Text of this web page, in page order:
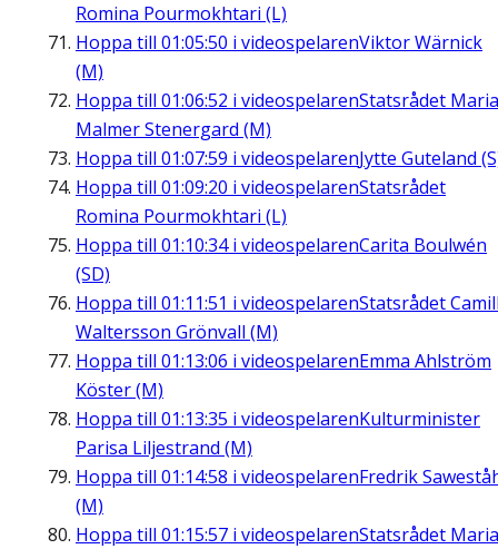
Romina Pourmokhtari (L)
Hoppa till 01:05:50 i videospelarenViktor Wärnick
(M)
Hoppa till 01:06:52 i videospelarenStatsrådet Maria
Malmer Stenergard (M)
Hoppa till 01:07:59 i videospelarenJytte Guteland
Hoppa till 01:09:20 i videospelarenStatsrådet
Romina Pourmokhtari (L)
Hoppa till 01:10:34i videospelarenCarita Boulwén
(SD)
Hoppa till 01:11:51 i videospelarenStatsrådet
Waltersson Grönvall (M)
Hoppa till 01:13:06 i videospelarenEmma Ahlström
Köster (M)
Hoppa till 01:13:35 i videospelarenKulturminister
Parisa Liljestrand (M)
Hoppa till 01:14:58 i videospelarenFredrik
(M)
Hoppa till 01:15:57 i videospelarenStatsrådet Maria